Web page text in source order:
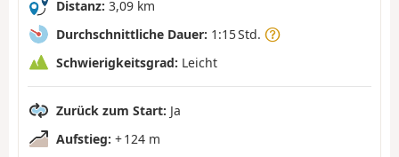
Distanz: 3,09 km
Durchschnittliche Dauer: 1:15 Std.
Schwierigkeitsgrad: Leicht
Zurück zum Start: Ja
Aufstieg: + 124 m